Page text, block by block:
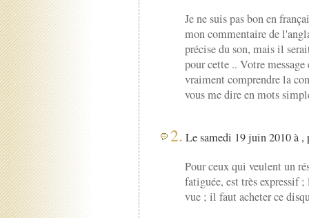
Je ne suis pas bon en
mon commentaire de
précise du son, mais il
pour cette .. Votre
vraiment comprendre la
vous me dire en mots
2. Le samedi 19 juin 2010 à ,
Pour ceux qui veulent un
fatiguée, est très expressif
vue ; il faut acheter ce